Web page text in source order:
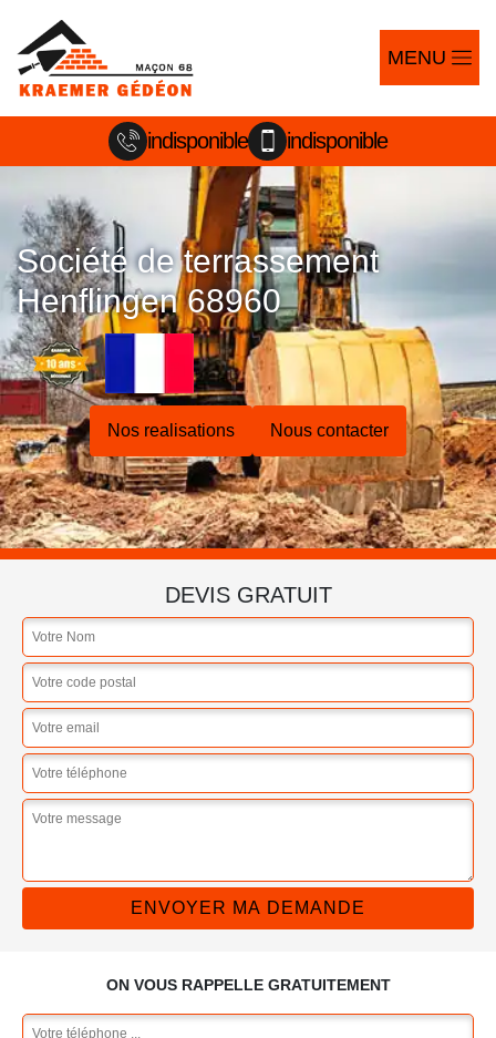
MENU
indisponible indisponible
Société de terrassement
Henflingen 68960
Nos realisations Nous contacter
DEVIS GRATUIT
ON VOUS RAPPELLE GRATUITEMENT